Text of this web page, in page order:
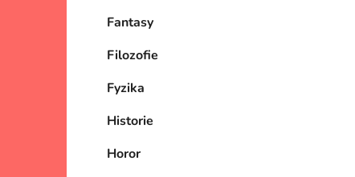
Fantasy
Filozofie
Fyzika
Historie
Horor